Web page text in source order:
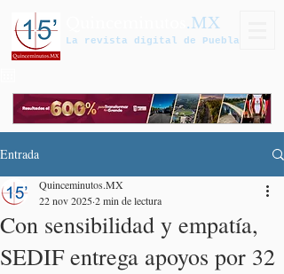
.MX
La revista digital de Puebla
Entrada
Con sensibilidad y empatía,
SEDIF entrega apoyos por 32
Quinceminutos.MX
22 nov 20252 min de lectura